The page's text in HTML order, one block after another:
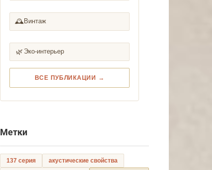
🕰️ Винтаж
🌿 Эко-интерьер
ВСЕ ПУБЛИКАЦИИ →
Метки
137 серия
акустические свойства